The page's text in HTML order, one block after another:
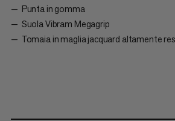
Punta in gomma
Suola Vibram Megagrip
Tomaia in maglia jacquard altamente